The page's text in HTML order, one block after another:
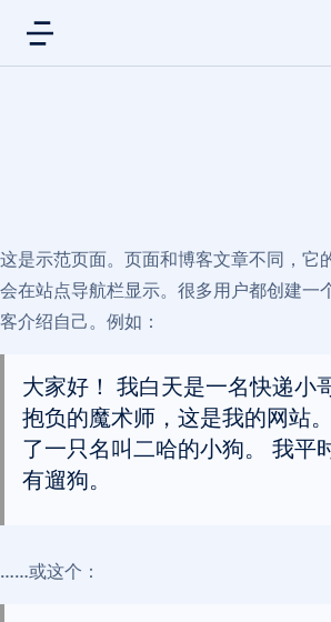
这是示范页面。页面和博客文章不同，它
会在站点导航栏显示。很多用户都创建一
客介绍自己。例如：
大家好！ 我白天是一名快递小
抱负的魔术师，这是我的网站
了一只名叫二哈的小狗。 我平
有遛狗。
……或这个：